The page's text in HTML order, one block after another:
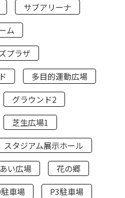
サブアリーナ
ム
プラザ
多目的運動広場
グラウンド2
芝生広場1
スタジアム展示ホール
い広場
花の郷
車場
P3駐車場